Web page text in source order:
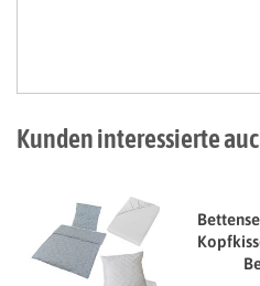
Kunden interessierte